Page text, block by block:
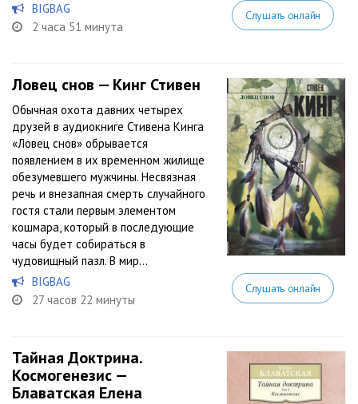
BIGBAG
2 часа 51 минута
Слушать онлайн
Ловец снов — Кинг Стивен
Обычная охота давних четырех
друзей в аудиокниге Стивена Кинга
«Ловец снов» обрывается
появлением в их временном жилище
обезумевшего мужчины. Несвязная
речь и внезапная смерть случайного
гостя стали первым элементом
кошмара, который в последующие
часы будет собираться в
чудовищный пазл. В мир...
BIGBAG
27 часов 22 минуты
Слушать онлайн
Тайная Доктрина.
Космогенезис —
Блаватская Елена